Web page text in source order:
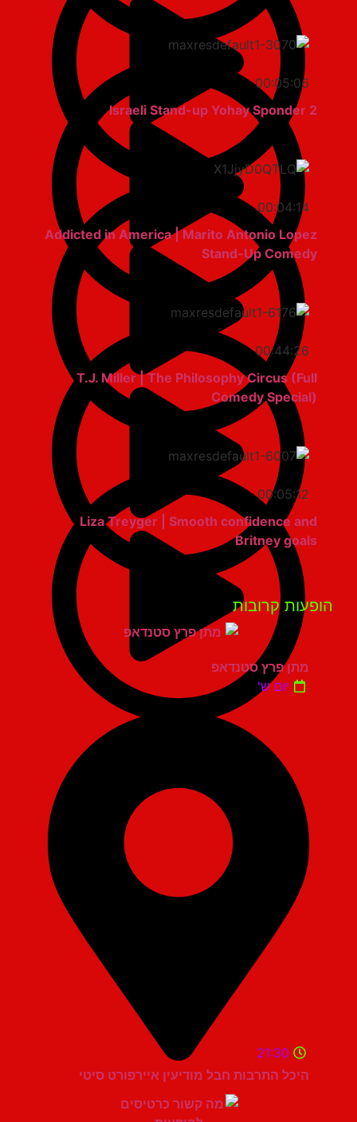
00:05:06
Israeli Stand-up Yohay Sponder 2
00:04:14
Addicted in America | Marito Antonio Lopez
Stand-Up Comedy
00:44:26
T.J. Miller | The Philosophy Circus (Full
Comedy Special)
00:05:12
Liza Treyger | Smooth confidence and
Britney goals
קרובות
מתן פרץ סטנדאפ
יום ש'
היכל התרבות חבל מודיעין איירפורט סיטי
21:30